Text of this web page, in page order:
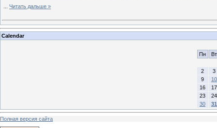
Читать дальше »
Calendar
Пн Вт
2
3
9
10
16
17
23
24
30
31
Полная версия сайта